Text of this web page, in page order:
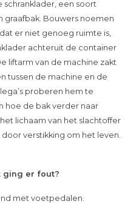
schranklader, een soort
graafbak. Bouwers noemen
er niet genoeg ruimte is,
achteruit de container
liftarm van de machine zakt
tussen de machine en de
proberen hem te
hoe de bak verder naar
lichaam van het slachtoffer
verstikking om het leven.
ging er fout?
met voetpedalen.